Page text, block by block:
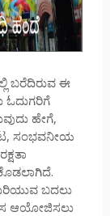
ಬರೆದಿರುವ ಈ
ಓದುಗರಿಗೆ
ಹೇಗೆ,
ಸಂಭವನೀಯ
ಬದಲು
ಆಯೋಜಿಸಲು